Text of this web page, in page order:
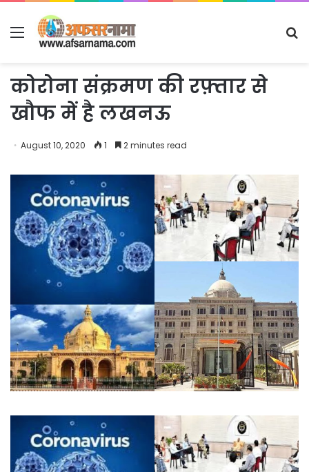
Menu
कोरोना संक्रमण की रफ़्तार से
खौफ में है लखनऊ
August 10, 2020 1 2 minutes read